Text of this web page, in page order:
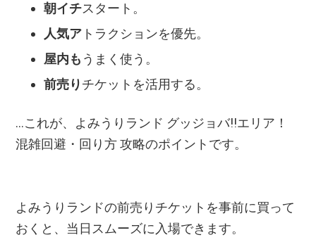
朝イチスタート。
人気ア トラクションを優先。
屋内も うまく使う。
前売りチケットを活用する。
...これが、よみうりランド グッジョバ!!エリア！
混雑回避・回り方 攻略のポイントです。
よみうりランドの前売りチケットを事前に買って
おくと、当日スムーズに入場できます。